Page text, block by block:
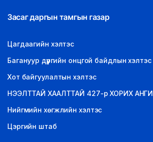
Засаг даргын тамгын газар
Цагдаагийн хэлтэс
Багануур дүүргийн онцгой байдлын хэлтэс
Хот байгуулалтын хэлтэс
НЭЭЛТТАЙ ХААЛТТАЙ 427-р ХОРИХ АНГИ
Нийгмийн хөгжлийн хэлтэс
Цэргийн штаб